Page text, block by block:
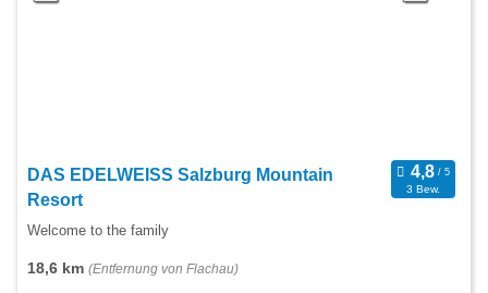
DAS EDELWEISS Salzburg Mountain
Resort
3 Bew.
Welcome to the family
18,6 km (Entfernung von Flachau)